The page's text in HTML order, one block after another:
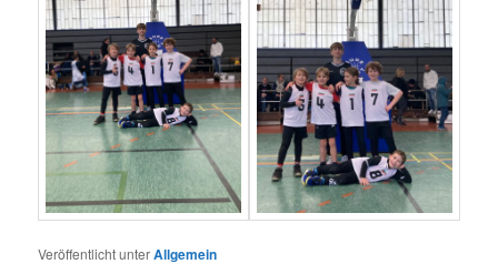
Veröffentlicht unterAllgemein